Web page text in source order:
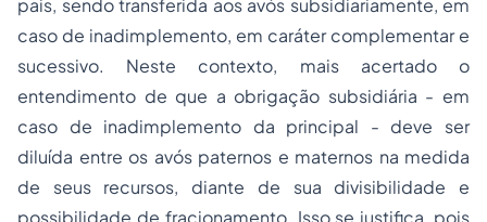
caso de inadimplemento, em caráter complementar e
sucessivo. Neste contexto, mais acertado o
entendimento de que a obrigação subsidiária - em
caso de inadimplemento da principal - deve ser
diluída entre os avós paternos e maternos na medida
de seus recursos, diante de sua divisibilidade e
possibilidade de fracionamento. Isso se justifica, pois